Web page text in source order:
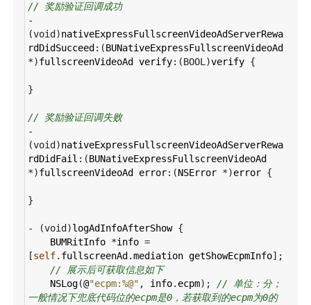
// 奖励验证回调成功
-
(void )nativeExpressFullscreenVideoAdServerRewa
rdDidSucceed :(BUNativeExpressFullscreenVideoAd
*)fullscreenVideoAd verify:(BOOL )verify {
}
// 奖励验证回调失败
-
(void )nativeExpressFullscreenVideoAdServerRewa
rdDidFail :(BUNativeExpressFullscreenVideoAd
*)fullscreenVideoAd error:(NSError *)error {
}
- (void )logAdInfoAfterShow {
BUMRitInfo *info =
[self. fullscreenAd .mediation getShowEcpmInfo];
// 展示后可获取信息如下
NSLog(@"ecpm:%@" , info. ecpm); // 单位：分；
一般情况下兜底代码位的ecpm是0，若获取到的ecpm为0的